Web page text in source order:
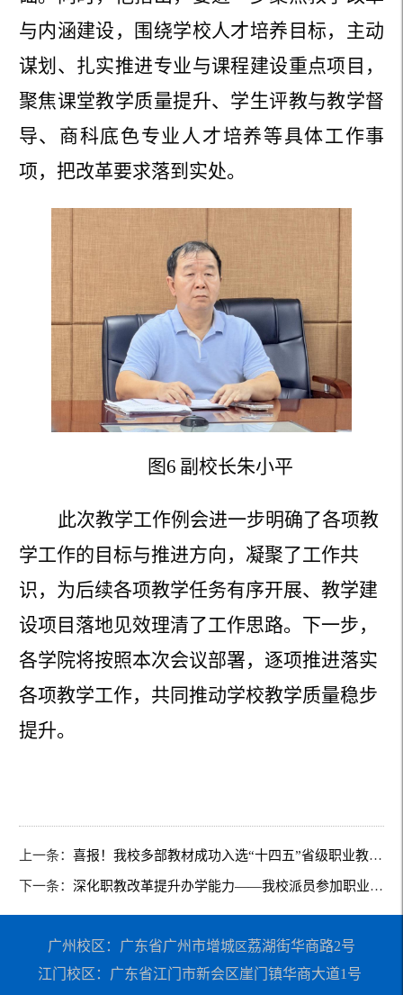
与内涵建设，围绕学校人才培养目标，主动
谋划、扎实推进专业与课程建设重点项目，
聚焦课堂教学质量提升、学生评教与教学督
导、商科底色专业人才培养等具体工作事
项，把改革要求落到实处。
图 6 副校长朱小平
此次教学工作例会进一步明确了各项教
学工作的目标与推进方向，凝聚了工作共
识，为后续各项教学任务有序开展、教学建
设项目落地见效理清了工作思路。下一步，
各学院将按照本次会议部署，逐项推进落实
各项教学工作，共同推动学校教学质量稳步
提升。
上一条： 喜报！我校多部教材成功入选“十四五”省级职业教育规划教材
下一条： 深化职教改革提升办学能力——我校派员参加职业教育专题研修班圆满结束
广州校区：广东省广州市增城 区 荔湖街华商路2号
江门校区：广东省江门市新会区崖门镇华商大道1号